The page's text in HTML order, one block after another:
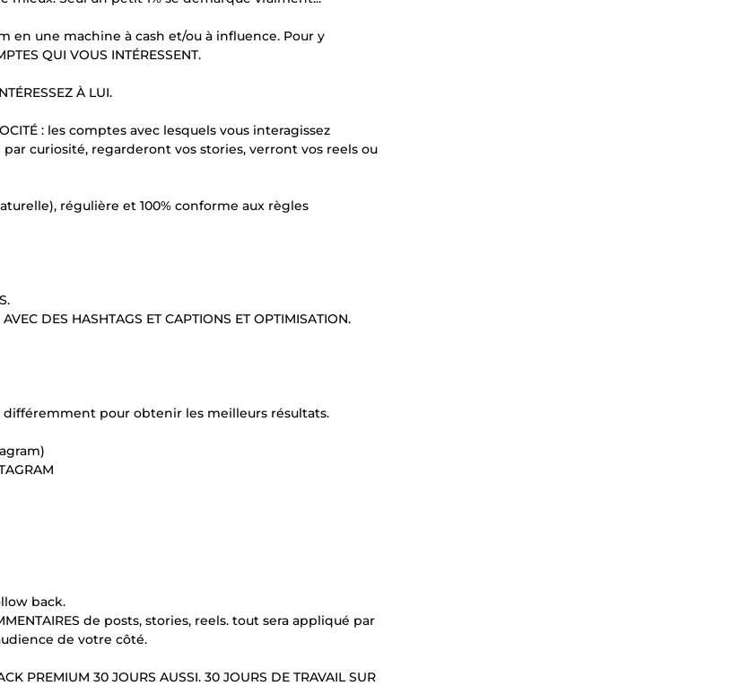
en une machine à cash et/ou à influence. Pour y
QUI VOUS INTÉRESSENT.
À LUI.
: les comptes avec lesquels vous interagissez
curiosité, regarderont vos stories, verront vos reels ou
régulière et 100% conforme aux règles
DES HASHTAGS ET CAPTIONS ET OPTIMISATION.
pour obtenir les meilleurs résultats.
back.
de posts, stories, reels. tout sera appliqué par
de votre côté.
PREMIUM 30 JOURS AUSSI. 30 JOURS DE TRAVAIL SUR